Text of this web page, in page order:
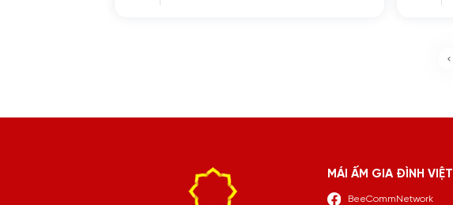
MÁI ẤM GIA ĐÌNH VIỆT
BeeCommNetwork